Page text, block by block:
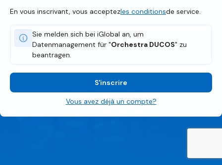
En vous inscrivant, vous acceptezles conditionsde service.
Sie melden sich bei iGlobal an, um
Datenmanagement für "Orchestra DUCOS" zu
beantragen.
S'inscrire
Vous avez déjà un compte?